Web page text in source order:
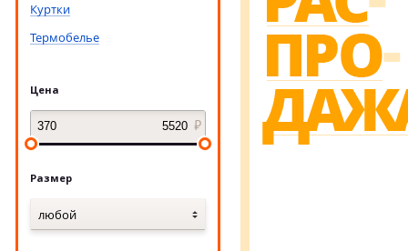
Куртки
Термобелье
Цена
Размер
любой